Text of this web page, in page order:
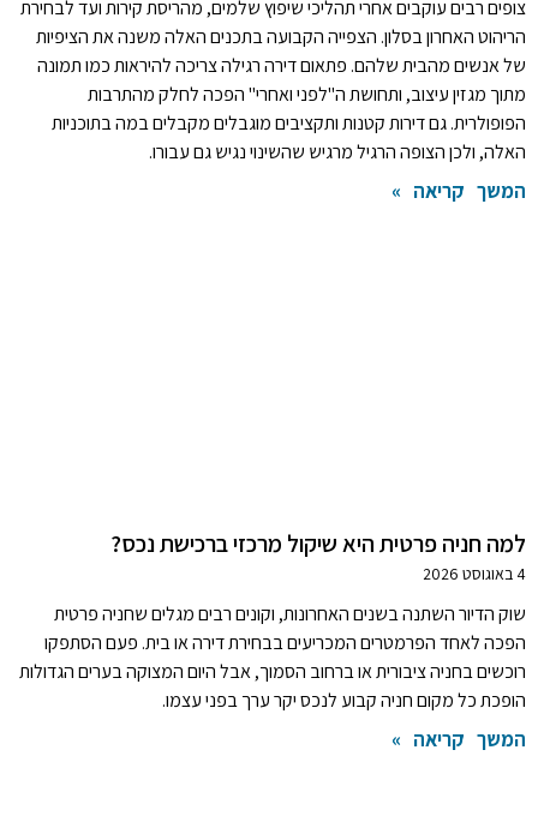
צופים רבים עוקבים אחרי תהליכי שיפוץ שלמים, מהריסת קירות ועד לבחירת
הריהוט האחרון בסלון. הצפייה הקבועה בתכנים האלה משנה את הציפיות
של אנשים מהבית שלהם. פתאום דירה רגילה צריכה להיראות כמו תמונה
מתוך מגזין עיצוב, ותחושת ה"לפני ואחרי" הפכה לחלק מהתרבות
הפופולרית. גם דירות קטנות ותקציבים מוגבלים מקבלים במה בתוכניות
האלה, ולכן הצופה הרגיל מרגיש שהשינוי נגיש גם עבורו.
המשך קריאה »
למה חניה פרטית היא שיקול מרכזי ברכישת נכס?
4 באוגוסט 2026
שוק הדיור השתנה בשנים האחרונות, וקונים רבים מגלים שחניה פרטית
הפכה לאחד הפרמטרים המכריעים בבחירת דירה או בית. פעם הסתפקו
רוכשים בחניה ציבורית או ברחוב הסמוך, אבל היום המצוקה בערים הגדולות
הופכת כל מקום חניה קבוע לנכס יקר ערך בפני עצמו.
המשך קריאה »